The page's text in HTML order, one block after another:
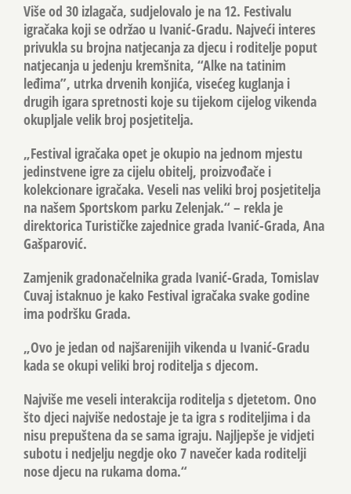
Više od 30 izlagača, sudjelovalo je na 12. Festivalu
igračaka koji se održao u Ivanić-Gradu. Najveći interes
privukla su brojna natjecanja za djecu i roditelje poput
natjecanja u jedenju kremšnita, “Alke na tatinim
leđima”, utrka drvenih konjića, visećeg kuglanja i
drugih igara spretnosti koje su tijekom cijelog vikenda
okupljale velik broj posjetitelja.
„Festival igračaka opet je okupio na jednom mjestu
jedinstvene igre za cijelu obitelj, proizvođače i
kolekcionare igračaka. Veseli nas veliki broj posjetitelja
na našem Sportskom parku Zelenjak.“ – rekla je
direktorica Turističke zajednice grada Ivanić-Grada, Ana
Gašparović.
Zamjenik gradonačelnika grada Ivanić-Grada, Tomislav
Cuvaj istaknuo je kako Festival igračaka svake godine
ima podršku Grada.
„Ovo je jedan od najšarenijih vikenda u Ivanić-Gradu
kada se okupi veliki broj roditelja s djecom.
Najviše me veseli interakcija roditelja s djetetom. Ono
što djeci najviše nedostaje je ta igra s roditeljima i da
nisu prepuštena da se sama igraju. Najljepše je vidjeti
subotu i nedjelju negdje oko 7 navečer kada roditelji
nose djecu na rukama doma.“